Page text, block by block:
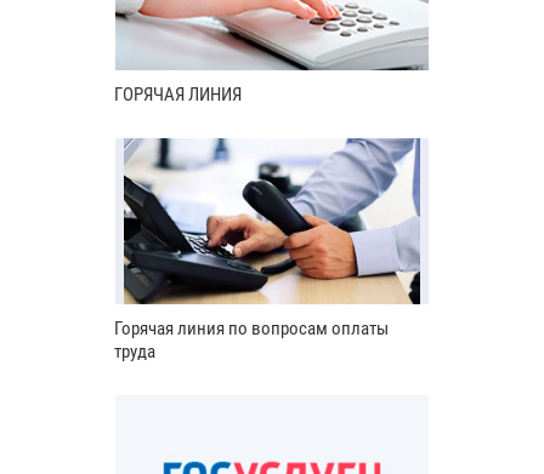
ГОРЯЧАЯ ЛИНИЯ
Горячая линия по вопросам оплаты
труда